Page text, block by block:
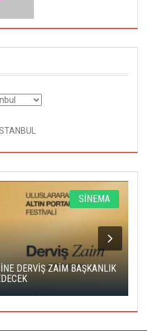
SİNEMA
DERVİŞ ZAİM BAŞKANLIK